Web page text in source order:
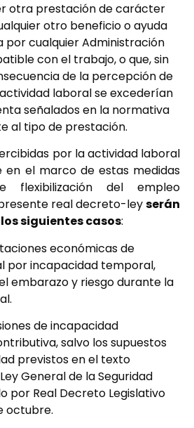
otra prestación de carácter
otro beneficio o ayuda
por cualquier Administración
con el trabajo, o que, sin
de la percepción de
laboral se excederían
señalados en la normativa
al tipo de prestación.
por la actividad laboral
en el marco de estas medidas
flexibilización del empleo
real decreto-leyserán
siguientes casos:
económicas de
por incapacidad temporal,
embarazo y riesgo durante la
de incapacidad
salvo los supuestos
previstos en el texto
General de la Seguridad
por Real Decreto Legislativo
octubre.